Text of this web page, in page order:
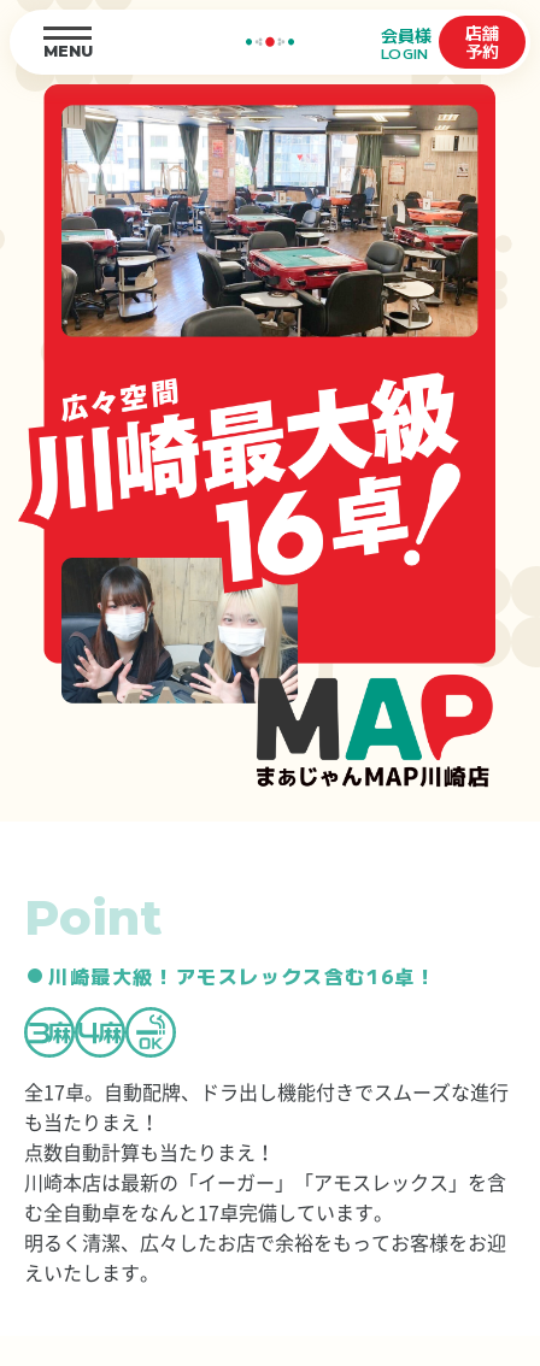
MENU
会員様
LOGIN
店舗
予約
Point
川崎最大級！アモスレックス含む16卓！
全17卓。自動配牌、ドラ出し機能付きでスムーズな進行
も当たりまえ！
点数自動計算も当たりまえ！
川崎本店は最新の「イーガー」「アモスレックス」を含
む全自動卓をなんと17卓完備しています。
明るく清潔、広々したお店で余裕をもってお客様をお迎
えいたします。